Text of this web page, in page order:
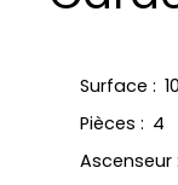
Surface :
Pièces : 4
Ascenseur :